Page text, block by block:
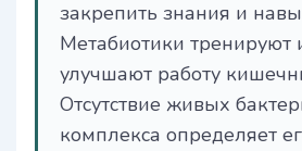
закрепить знания и
Метабиотики тренируют
улучшают работу
Отсутствие живых
комплекса определяет